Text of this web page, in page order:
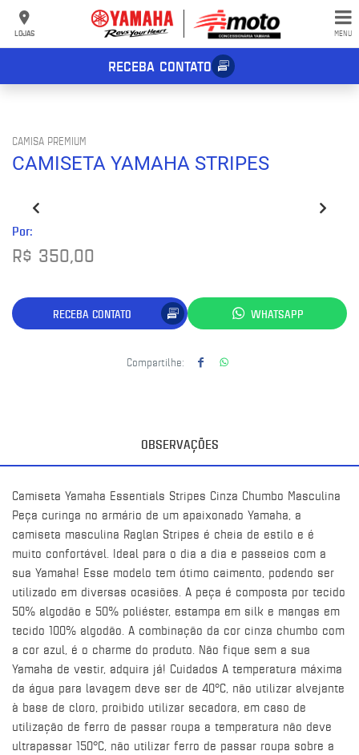
LOJAS MENU
RECEBA CONTATO
CAMISA PREMIUM
CAMISETA YAMAHA STRIPES
Por:
R$ 350,00
RECEBA CONTATO WHATSAPP
Compartilhe:
OBSERVAÇÕES
Camiseta Yamaha Essentials Stripes Cinza Chumbo Masculina
Peça curinga no armário de um apaixonado Yamaha, a
camiseta masculina Raglan Stripes é cheia de estilo e é
muito confortável. Ideal para o dia a dia e passeios com a
sua Yamaha! Esse modelo tem ótimo caimento, podendo ser
utilizado em diversas ocasiões. A peça é composta por tecido
50% algodão e 50% poliéster, estampa em silk e mangas em
tecido 100% algodão. A combinação da cor cinza chumbo com
a cor azul, é o charme do produto. Não fique sem a sua
Yamaha de vestir, adquira já! Cuidados A temperatura máxima
da água para lavagem deve ser de 40°C, não utilizar alvejante
à base de cloro, proibido utilizar secadora, em caso de
utilização de ferro de passar roupa a temperatura não deve
ultrapassar 150°C, não utilizar ferro de passar roupa sobre a